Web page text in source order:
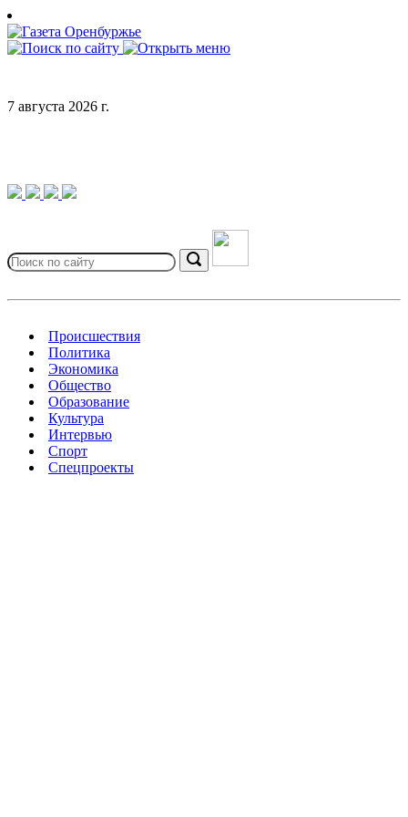
Skip
to
content
7 августа 2026 г.
for:
Search
Происшествия
Политика
Экономика
Общество
Образование
Культура
Интервью
Спорт
Спецпроекты